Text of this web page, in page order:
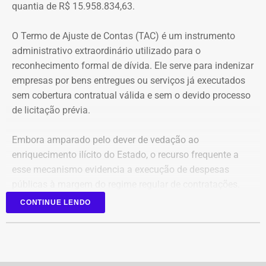
quatro valores, que somam R$ 13.112,09, sem
atualização monetária.
A Procuradoria cita ainda que o Tribunal concluiu que o
deputado participou da gestão desses recursos,
autorizando transferências para contas da prefeitura e
documentação comprobatória. Também destaca que Dr.
Flávio foi notificado sobre as irregularidades em
diferentes ocasiões, mas não apresentou os documentos
Para o Ministério Público, esses fatos configuram uma
vai analisar a ação e a defesa do parlamentar antes de
quantia de R$ 15.958.834,63.
O Termo de Ajuste de Contas (TAC) é um instrumento
administrativo extraordinário utilizado para o
reconhecimento formal de dívida. Ele serve para indenizar
empresas por bens entregues ou serviços já executados
sem cobertura contratual válida e sem o devido processo
de licitação prévia.
Embora amparado pelo dever de vedação ao
enriquecimento ilícito do Estado, o recurso frequente a
esse mecanismo evidencia a execução de despesas
Reconhecimento de dívidas
CONTINUE LENDO